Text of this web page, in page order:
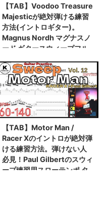
【TAB】Voodoo Treasure
Majesticが絶対弾ける練習
方法(イントロギター)。
Magnus Nordh マグナスノ
ード ギタースウィープフル
スローテンポ タブ楽譜
【Guitar Picking Vol.44】
【TAB】Motor Man /
Racer Xのイントロが絶対弾
ける練習方法。弾けない人
必見！Paul Gilbertのスウィ
ープ練習用スローテンポ タ